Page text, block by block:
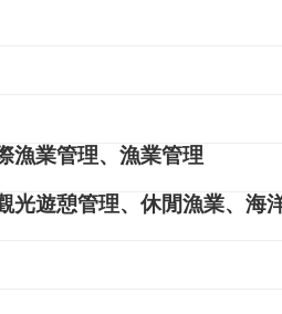
漁業管理、漁業管理
光遊憩管理、休閒漁業、海